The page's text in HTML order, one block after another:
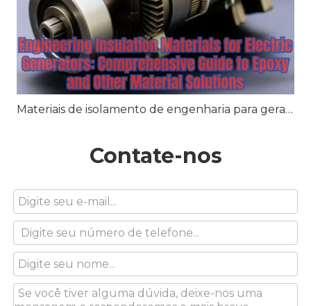
Materiais de isolamento de engenharia para geradores elétricos: guia abrangente para soluções de epóxi e outros materiais
Contate-nos